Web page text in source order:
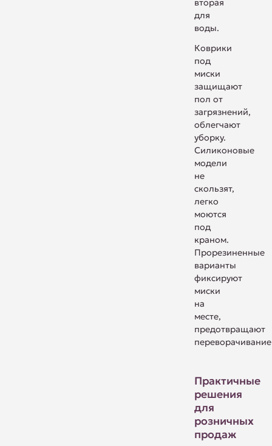
вторая
для
воды.
Коврики
под
миски
защищают
пол от
загрязнений,
облегчают
уборку.
Силиконовые
модели
не
скользят,
легко
моются
под
краном.
Прорезиненные
варианты
фиксируют
миски
на
месте,
предотвращают
Практичные
решения
для
розничных
продаж